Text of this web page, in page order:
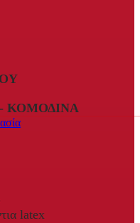
ΚΟΜΟΔΊΝΑ
latex